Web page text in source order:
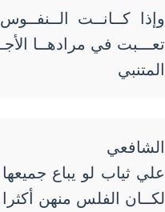
وإذا كــانــت الــنفــوس
تعـــبت في مرادهــا
المتنبي
الشافعي
علي ثياب لو يباع
لكــان الفلس منهن أكثرا